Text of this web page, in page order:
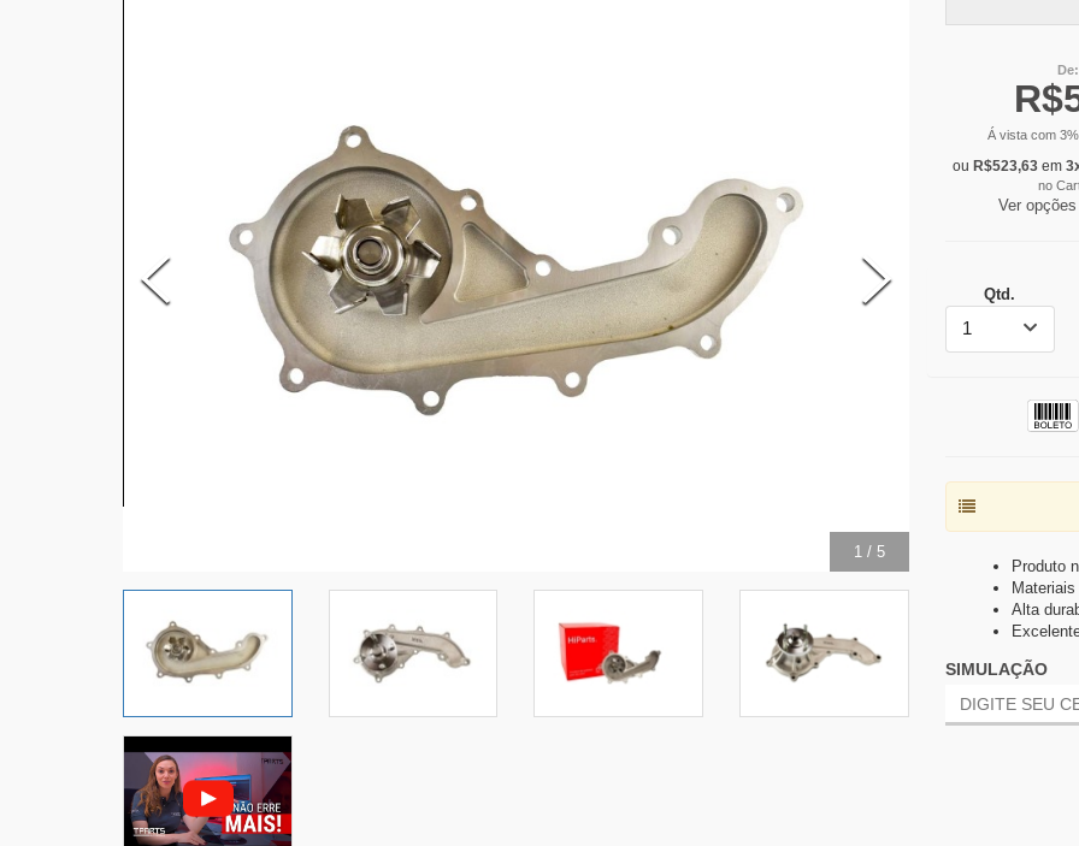
2/ 5
R$
Á vista com3
ou R$523,63em 3
no
Ver
Qtd.
1
Produto
Alta
SIMULAÇÃO